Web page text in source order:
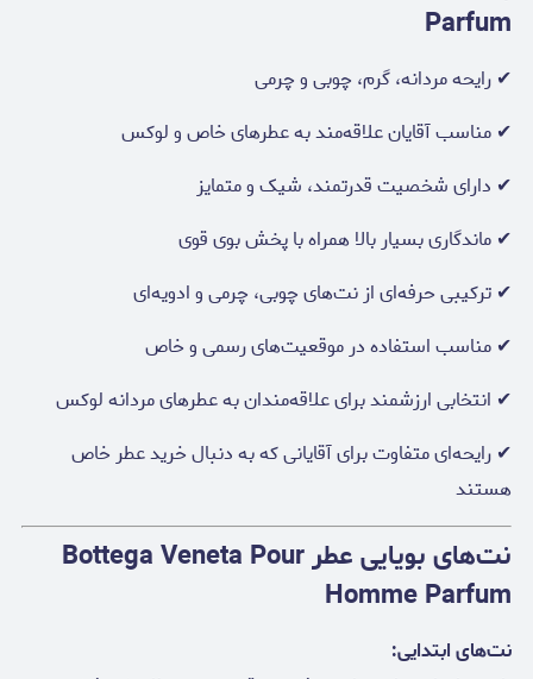
Parfum
✔ رایحه مردانه، گرم، چوبی و چرمی
✔ مناسب آقایان علاقه‌مند به عطرهای خاص و لوکس
✔ دارای شخصیت قدرتمند، شیک و متمایز
✔ ماندگاری بسیار بالا همراه با پخش بوی قوی
✔ ترکیبی حرفه‌ای از نت‌های چوبی، چرمی و ادویه‌ای
✔ مناسب استفاده در موقعیت‌های رسمی و خاص
✔ انتخابی ارزشمند برای علاقه‌مندان به عطرهای مردانه لوکس
✔ رایحه‌ای متفاوت برای آقایانی که به دنبال خرید عطر خاص
هستند
نت‌های بویایی عطر Bottega Veneta Pour
Homme Parfum
نت‌های ابتدایی: